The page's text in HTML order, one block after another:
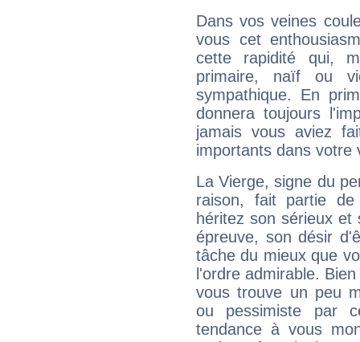
Dans vos veines
vous cet
cette rapidité qui,
primaire, naïf ou
sympathique. En
donnera toujours
jamais vous aviez
importants dans votre
La Vierge, signe du
raison, fait partie
héritez son sérieux
épreuve, son désir
tâche du mieux que
l'ordre admirable.
vous trouve un peu
ou pessimiste par
tendance à vous